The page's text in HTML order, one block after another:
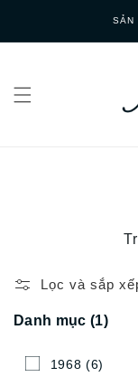
SẢN
Lọc và sắp
Danh mục (1)
1968 (6)